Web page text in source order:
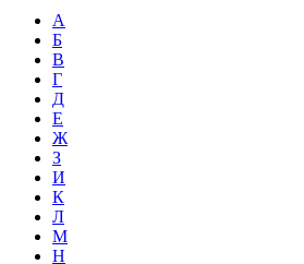
А
Б
В
Г
Д
Е
Ж
З
И
К
Л
М
Н